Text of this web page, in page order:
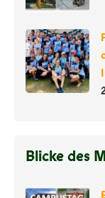
Blicke des